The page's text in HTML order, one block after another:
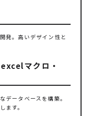
発。高いデザイン性と
マクロ・
データベースを構築。
ます。